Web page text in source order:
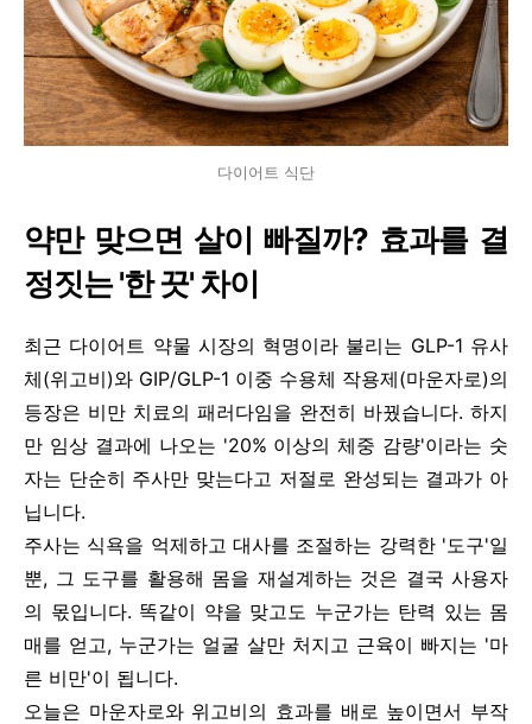
다이어트 식단
약만 맞으면 살이 빠질까? 효과를 결
정짓는 '한 끗' 차이
최근 다이어트 약물 시장의 혁명이라 불리는 GLP-1 유사
체(위고비)와 GIP/GLP-1 이중 수용체 작용제(마운자로)의
등장은 비만 치료의 패러다임을 완전히 바꿨습니다. 하지
만 임상 결과에 나오는 '20% 이상의 체중 감량'이라는 숫
자는 단순히 주사만 맞는다고 저절로 완성되는 결과가 아
닙니다.
주사는 식욕을 억제하고 대사를 조절하는 강력한 '도구'일
뿐, 그 도구를 활용해 몸을 재설계하는 것은 결국 사용자
의 몫입니다. 똑같이 약을 맞고도 누군가는 탄력 있는 몸
매를 얻고, 누군가는 얼굴 살만 처지고 근육이 빠지는 '마
른 비만'이 됩니다.
오늘은 마운자로와 위고비의 효과를 배로 높이면서 부작